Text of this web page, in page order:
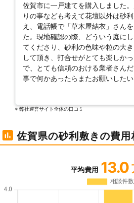
佐賀市に一戸建てを購入しました
りの事なども考えて花壇以外は砂
え、電話帳で「草木屋結衣」さん
た。現地確認の際、どういう庭に
てくださり、砂利の色味や粒の大
して頂き、打合せがとても楽しか
で、とても信頼のおける業者さん
事で何かあったらまたお願いしたい
※ 弊社運営サイト全体の⼝コミ
佐賀県の砂利敷きの費用
平均費用 13.0